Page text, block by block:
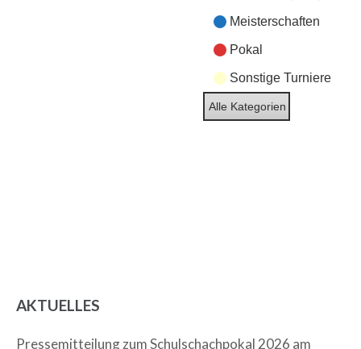
Meisterschaften
Pokal
Sonstige Turniere
Alle Kategorien
AKTUELLES
Pressemitteilung zum Schulschachpokal 2026 am